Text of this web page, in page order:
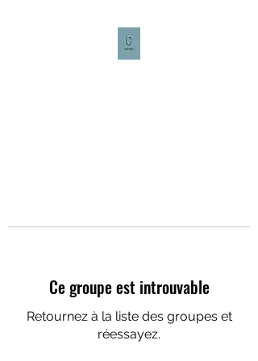
Ce groupe est introuvable
Retournez à la liste des groupes et
réessayez.